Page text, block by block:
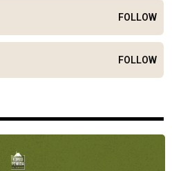
FOLLOW
FOLLOW